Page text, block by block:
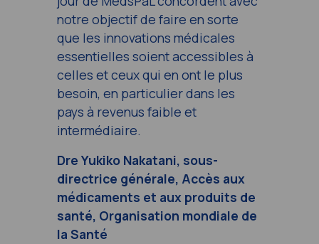
notre objectif de faire en sorte
que les innovations médicales
essentielles soient accessibles à
celles et ceux qui en ont le plus
besoin, en particulier dans les
pays à revenus faible et
intermédiaire.
Dre Yukiko Nakatani, sous-
directrice générale, Accès aux
médicaments et aux produits de
santé, Organisation mondiale de
la Santé